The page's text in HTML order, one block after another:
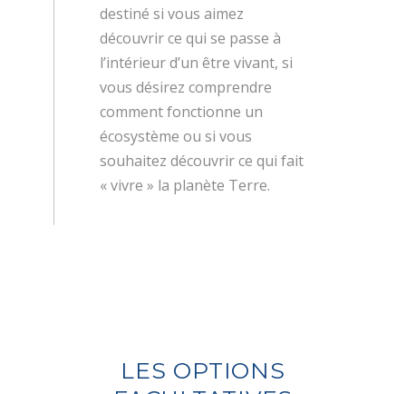
destiné si vous aimez
découvrir ce qui se passe à
l’intérieur d’un être vivant, si
vous désirez comprendre
comment fonctionne un
écosystème ou si vous
souhaitez découvrir ce qui fait
« vivre » la planète Terre.
LES OPTIONS